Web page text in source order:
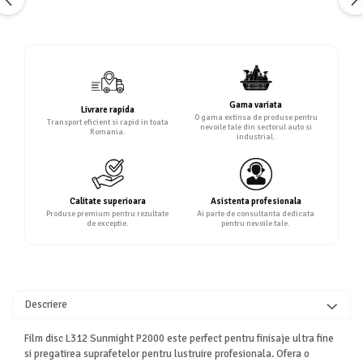
Livrare rapida
Transport eficient si rapid in toata
Romania.
Gama variata
O gama extinsa de produse pentru
nevoile tale din sectorul auto si
industrial.
Calitate superioara
Produse premium pentru rezultate
de exceptie.
Asistenta profesionala
Ai parte de consultanta dedicata
pentru nevoile tale.
Descriere
Film disc L312 Sunmight P2000 este perfect pentru finisaje ultra fine
si pregatirea suprafetelor pentru lustruire profesionala. Ofera o